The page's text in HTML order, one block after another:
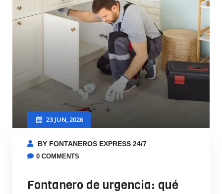
23 JUN, 2026
BY FONTANEROS EXPRESS 24/7
0 COMMENTS
Fontanero de urgencia: qué